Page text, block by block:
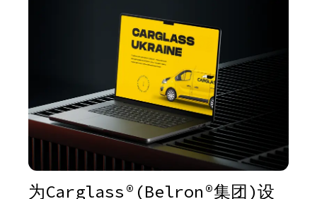
为Carglass®(Belron®集团)设